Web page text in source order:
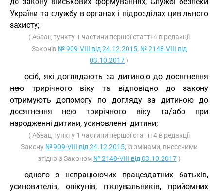
України та службу в органах і підрозділах цивільного
захисту;
( Абзац пункту 1 частини першої статті 4 в редакції
Законів № 909-VIII від 24.12.2015, № 2148-VIII від
03.10.2017)
осіб, які доглядають за дитиною до досягнення
нею трирічного віку та відповідно до закону
отримують допомогу по догляду за дитиною до
досягнення нею трирічного віку та/або при
народженні дитини, усиновленні дитини;
( Абзац пункту 1 частини першої статті 4 в редакції
Закону № 909-VIII від 24.12.2015; із змінами, внесеними
згідно з Законом № 2148-VIII від 03.10.2017)
одного з непрацюючих працездатних батьків,
усиновителів, опікунів, піклувальників, прийомних